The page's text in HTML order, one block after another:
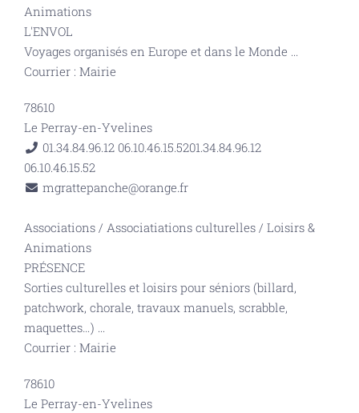
Animations
L'ENVOL
Voyages organisés en Europe et dans le Monde ...
Courrier : Mairie
78610
Le Perray-en-Yvelines
01.34.84.96.12 06.10.46.15.5201.34.84.96.12
06.10.46.15.52
mgrattepanche@orange.fr
Associations / Associatiations culturelles / Loisirs &
Animations
PRÉSENCE
Sorties culturelles et loisirs pour séniors (billard,
patchwork, chorale, travaux manuels, scrabble,
maquettes…) ...
Courrier : Mairie
78610
Le Perray-en-Yvelines